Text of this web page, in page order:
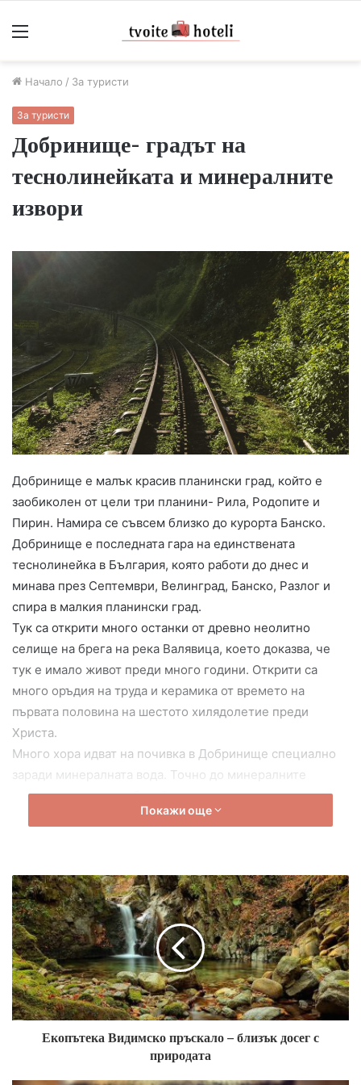
Начало / За туристи
За туристи
Добринище- градът на
теснолинейката и минералните
извори
Добринище е малък красив планински град, който е
заобиколен от цели три планини- Рила, Родопите и
Пирин. Намира се съвсем близко до курорта Банско.
Добринище е последната гара на единствената
теснолинейка в България, която работи до днес и
минава през Септември, Велинград, Банско, Разлог и
спира в малкия планински град.
Тук са открити много останки от древно неолитно
селище на брега на река Валявица, което доказва, че
тук е имало живот преди много години. Открити са
много оръдия на труда и керамика от времето на
първата половина на шестото хилядолетие преди
Христа.
Много хора идват на почивка в Добринище специално
заради минералната вода. Точно до минералните
извори са открити и басейни още от римско време,
което доказва,че още римското население е познавало
домовете си и се качват в Пирин, за да търсят спасение.
Така за повече от 100 години Добринище е заличено от
картата. По време на Възраждането хората се връщат и
започва растеж на населението. През 1896 година тук е
създаден комитет на ВМРО, който е ръководен лично от
Гоце Делчев. Тогава са построени училището и
църквата в града.
най-известните басейни с минерална вода в цялата
Покажи още
Екопътека Видимско пръскало – близък досег с
природата